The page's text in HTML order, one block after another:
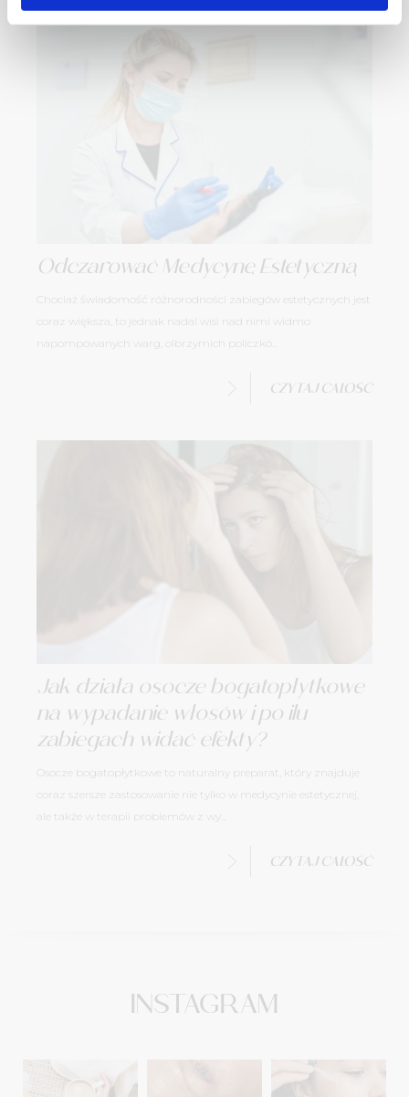
Odczarować Medycynę Estetyczną
Chociaż świadomość różnorodności zabiegów estetycznych jest
coraz większa, to jednak nadal wisi nad nimi widmo
napompowanych warg, olbrzymich policzkó...
CZYTAJ CAŁOŚĆ
Jak działa osocze bogatopłytkowe
na wypadanie włosów i po ilu
zabiegach widać efekty?
Osocze bogatopłytkowe to naturalny preparat, który znajduje
coraz szersze zastosowanie nie tylko w medycynie estetycznej,
ale także w terapii problemów z wy...
CZYTAJ CAŁOŚĆ
INSTAGRAM